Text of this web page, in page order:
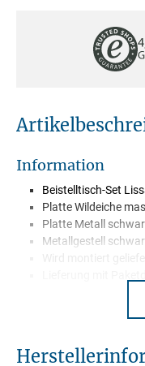
Information
Beistelltisch-Set
Platte Wildeiche
Platte Metall
Metallgestell